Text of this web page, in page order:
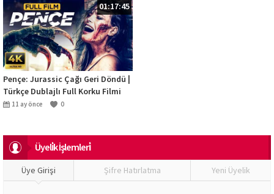
01:17:45
Pençe: Jurassic Çağı Geri Döndü |
Türkçe Dublajlı Full Korku Filmi
(4K)11 ay önce 0
Üyeli̇k İşlemleri̇
Üye Girişi Şifre Hatırlatma Yeni Üyelik